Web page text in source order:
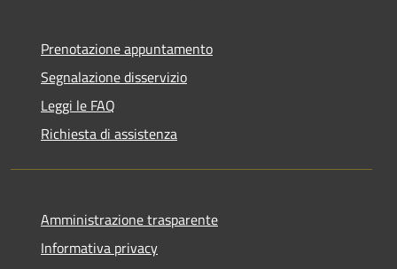
Prenotazione appuntamento
Segnalazione disservizio
Leggi le FAQ
Richiesta di assistenza
Amministrazione trasparente
Informativa privacy